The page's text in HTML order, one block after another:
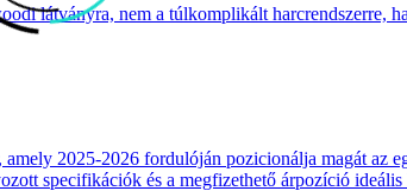
látványra, nem a túlkomplikált harcrendszerre,
2025-2026 fordulóján pozicionálja magát az
specifikációk és a megfizethető árpozíció